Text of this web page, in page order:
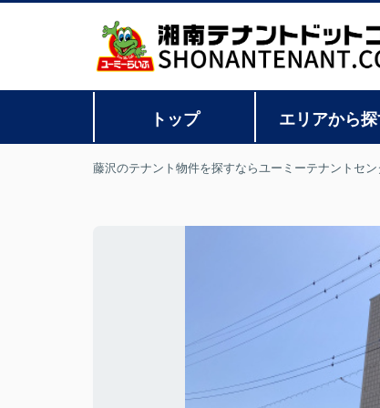
トップ エリアから
藤沢のテナント物件を探すならユーミーテナントセン